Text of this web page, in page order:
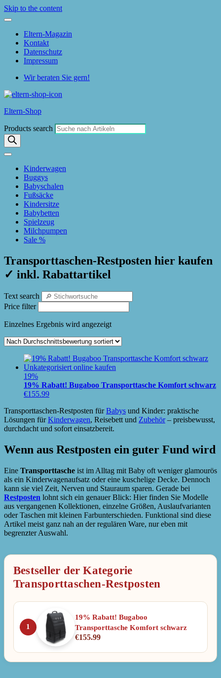
Skip to the content
Eltern-Magazin
Kontakt
Datenschutz
Impressum
Wir beraten Sie gern!
Eltern-Shop
Products search
Kinderwagen
Buggys
Babyschalen
Fußsäcke
Kindersitze
Babybetten
Spielzeug
Milchpumpen
Sale %
Transporttaschen-Restposten hier kaufen
✓ inkl. Rabattartikel
Text search
Price filter
Einzelnes Ergebnis wird angezeigt
19%
19% Rabatt! Bugaboo Transporttasche Komfort schwarz
€155.99
Transporttaschen-Restposten fürBabys und Kinder: praktische
Lösungen fürKinderwagen, Reisebett und Zubehör– preisbewusst,
durchdacht und sofort einsatzbereit.
Wenn aus Restposten ein guter Fund wird
Eine Transporttasche ist im Alltag mit Baby oft weniger glamourös
als ein Kinderwagenaufsatz oder eine kuschelige Decke. Dennoch
kann sie viel Zeit, Nerven und Stauraum sparen. Gerade bei
Restposten lohnt sich ein genauer Blick: Hier finden Sie Modelle
aus vergangenen Kollektionen, einzelne Größen, Auslaufvarianten
oder Taschen mit kleinen Farbunterschieden. Funktional sind diese
Artikel meist ganz nah an der regulären Ware, nur eben mit
begrenzter Auswahl.
Bestseller der Kategorie
Transporttaschen-Restposten
1
19% Rabatt! Bugaboo
Transporttasche Komfort schwarz
€155.99